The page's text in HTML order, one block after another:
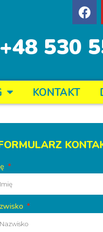
+48 530
KONTAKT